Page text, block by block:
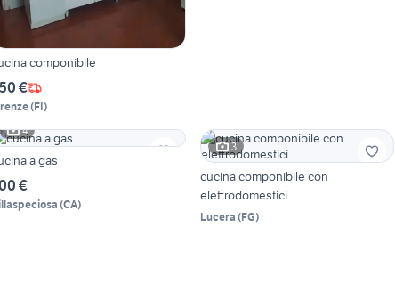
componibile
€
(FI)
4
a gas
€
(CA)
3
cucina componibile con
elettrodomestici
Lucera (FG)